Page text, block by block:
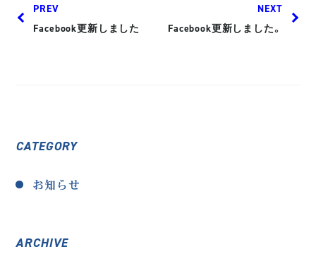
PREV
Facebook更新しました
NEXT
Facebook更新しました。
CATEGORY
お知らせ
ARCHIVE